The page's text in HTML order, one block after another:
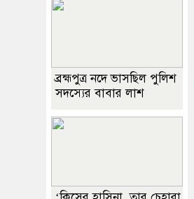
ব্রহ্মপুত্র নদে ভাসছিল পুলিশ
সদস্যের বাবার লাশ